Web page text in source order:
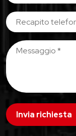
Invia richiesta